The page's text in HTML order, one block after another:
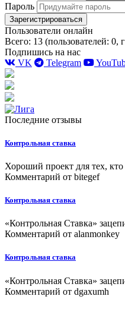
Пароль
Зарегистрироваться
Пользователи онлайн
Всего: 13 (пользователей: 0,
Подпишись на нас
VK
Telegram
Последние отзывы
Контрольная ставка
Хороший проект для тех, кто
Комментарий от bitegef
Контрольная ставка
«Контрольная Ставка»
Комментарий от alanmonkey
Контрольная ставка
«Контрольная Ставка»
Комментарий от dgaxumh